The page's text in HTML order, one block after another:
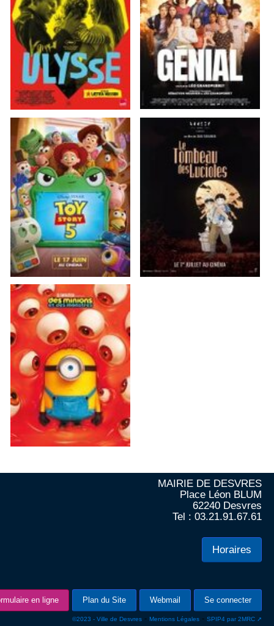
MAIRIE DE DESVRES
Place Léon BLUM
62240 Desvres
Tel : 03.21.91.67.61
Horaires
en ligne Plan du Site Webmail Se connecter
©2023 - Ville de Desvres - Mentions Légales - SPIP4 par 2MRC